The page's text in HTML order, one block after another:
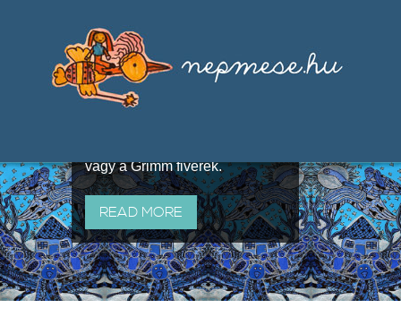
útján terjedő elbeszélésekből,
melyeket olyan ismert gyűjtők
állítottak össze, mint Benedek
vagy a Grimm fivérek.
READ MORE